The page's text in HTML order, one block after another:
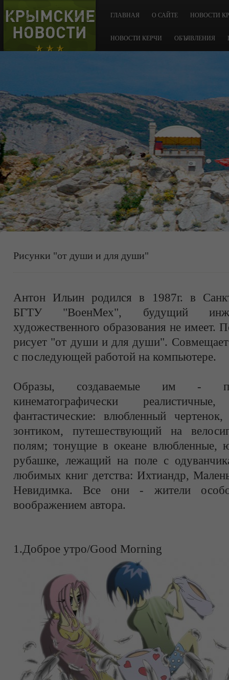
КРЫМСКИЕ
НОВОСТИ
ГЛАВНАЯ О САЙТЕ НОВОСТИ
НОВОСТИ КЕРЧИ ОБЪЯВЛЕНИЯ
Рисунки "от души и для души"
Антон Ильин родился в 1987г. в
БГТУ "ВоенМех", будущий
художественного образования не имеет.
рисует "от души и для души".
с последующей работой на компьютере.
Образы, создаваемые им -
кинематографически
фантастические: влюбленный
зонтиком, путешествующий на
полям; тонущие в океане влюбленные,
рубашке, лежащий на поле с
любимых книг детства: Ихтиандр,
Невидимка. Все они - жители
воображением автора.
1.Доброе утро/Good Morning